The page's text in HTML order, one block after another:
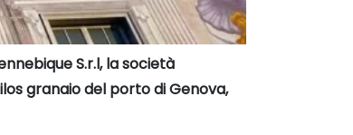
S.r.l, la società
granaio del porto di Genova,